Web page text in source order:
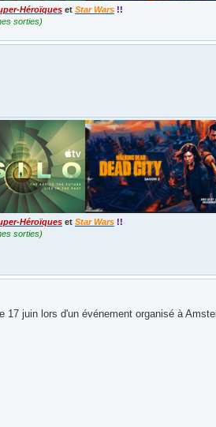
Héroïques et Star Wars !!
sorties)
Héroïques et Star Wars !!
sorties)
17 juin lors d'un événement organisé à